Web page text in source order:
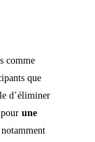
comme
que
d’éliminer
une